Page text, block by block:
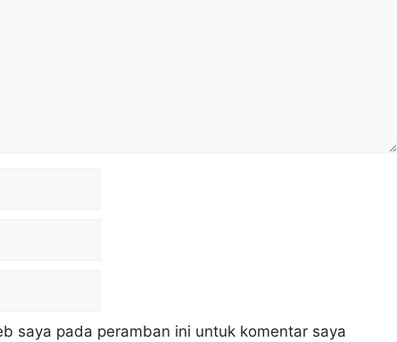
saya pada peramban ini untuk komentar saya